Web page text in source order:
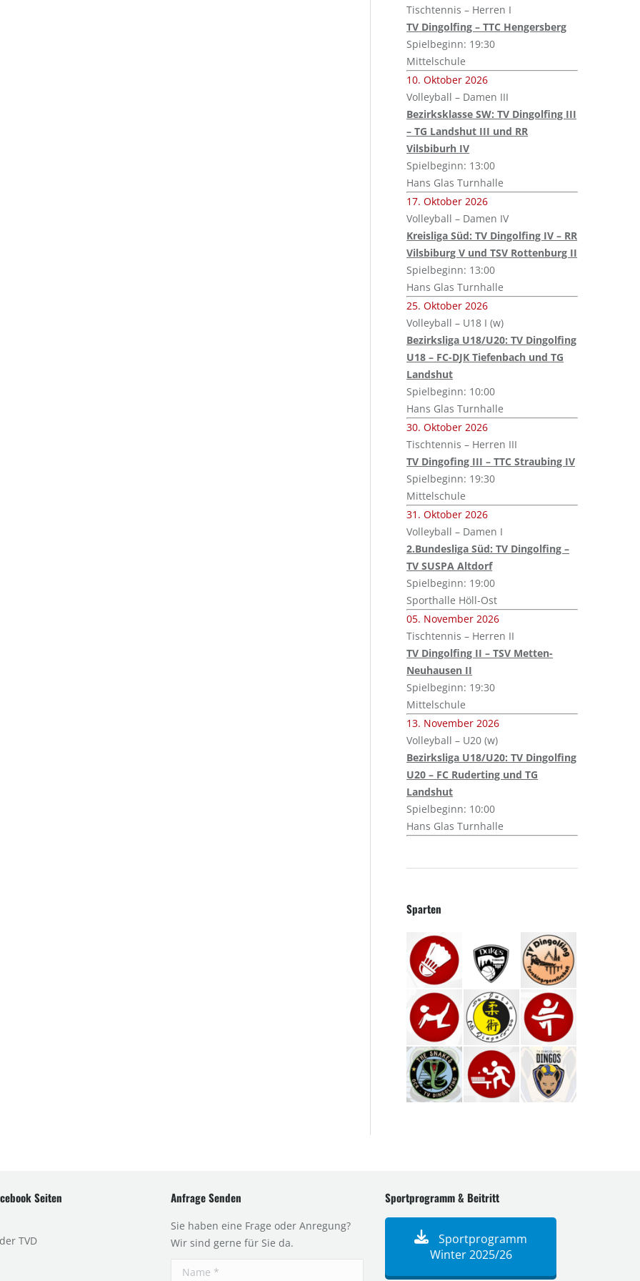
Tischtennis – Herren I
TV Dingolfing – TTC Hengersberg
Spielbeginn: 19:30
Mittelschule
10. Oktober 2026
Volleyball – Damen III
Bezirksklasse SW: TV Dingolfing III
– TG Landshut III und RR
Vilsbiburh IV
Spielbeginn: 13:00
Hans Glas Turnhalle
17. Oktober 2026
Volleyball – Damen IV
Kreisliga Süd: TV Dingolfing IV – RR
Vilsbiburg V und TSV Rottenburg II
Spielbeginn: 13:00
Hans Glas Turnhalle
25. Oktober 2026
Volleyball – U18 I (w)
Bezirksliga U18/U20: TV Dingolfing
U18 – FC-DJK Tiefenbach und TG
Landshut
Spielbeginn: 10:00
Hans Glas Turnhalle
30. Oktober 2026
Tischtennis – Herren III
TV Dingofing III – TTC Straubing IV
Spielbeginn: 19:30
Mittelschule
31. Oktober 2026
Volleyball – Damen I
2.Bundesliga Süd: TV Dingolfing –
TV SUSPA Altdorf
Spielbeginn: 19:00
Sporthalle Höll-Ost
05. November 2026
Tischtennis – Herren II
TV Dingolfing II – TSV Metten-
Neuhausen II
Spielbeginn: 19:30
Mittelschule
13. November 2026
Volleyball – U20 (w)
Bezirksliga U18/U20: TV Dingolfing
U20 – FC Ruderting und TG
Landshut
Spielbeginn: 10:00
Hans Glas Turnhalle
Sparten
Seiten
TVD
Anfrage Senden
Sie haben eine Frage oder Anregung?
Wir sind gerne für Sie da.
Name *
Sportprogramm & Beitritt
Sportprogramm
Winter 2025/26